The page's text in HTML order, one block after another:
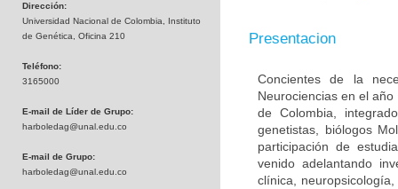
Dirección:
Universidad Nacional de Colombia, Instituto
de Genética, Oficina 210
Teléfono:
3165000
E-mail de Líder de Grupo:
harboledag@unal.edu.co
E-mail de Grupo:
harboledag@unal.edu.co
Presentacion
Concientes de la
Neurociencias en el
de Colombia,
genetistas, biólogos
participación de
venido adelantando
clínica,